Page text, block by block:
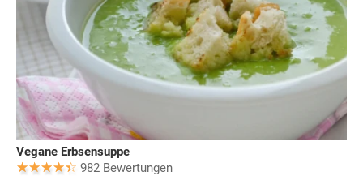
Vegane Erbsensuppe
982 Bewertungen